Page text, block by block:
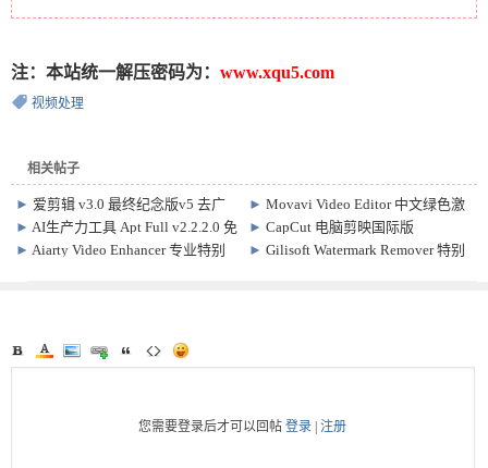
注：本站统一解压密码为： www.xqu5.com
视频处理
相关帖子
► 爱剪辑 v3.0 最终纪念版v5 去广
告版，小白剪辑处理视频专用
►Movavi Video Editor 中文绿色激
活版 Win26.20.0/Plus22.4/Mac
Plus22.4.1
► AI生产力工具 Apt Full v2.2.2.0 免
费开源智能工具箱
►CapCut 电脑剪映国际版
9.1.0.3879 视频剪辑软件
► Aiarty Video Enhancer 专业特别
►Gilisoft Watermark Remover 特别
您需要登录后才可以回帖登录 |注册